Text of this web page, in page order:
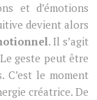
et d’émotions
devient alors
. Il s’agit
geste peut être
C’est le moment
créatrice. De